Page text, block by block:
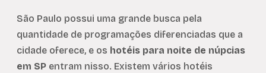
São Paulo possui uma grande busca pela
quantidade de programações diferenciadas que a
cidade oferece, e os hotéis para noite de núpcias
em SP entram nisso. Existem vários hotéis